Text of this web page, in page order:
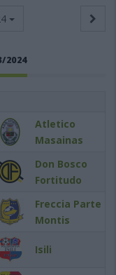
2024
Atletico
Masainas
Don Bosco
Fortitudo
Freccia Parte
Montis
Isili